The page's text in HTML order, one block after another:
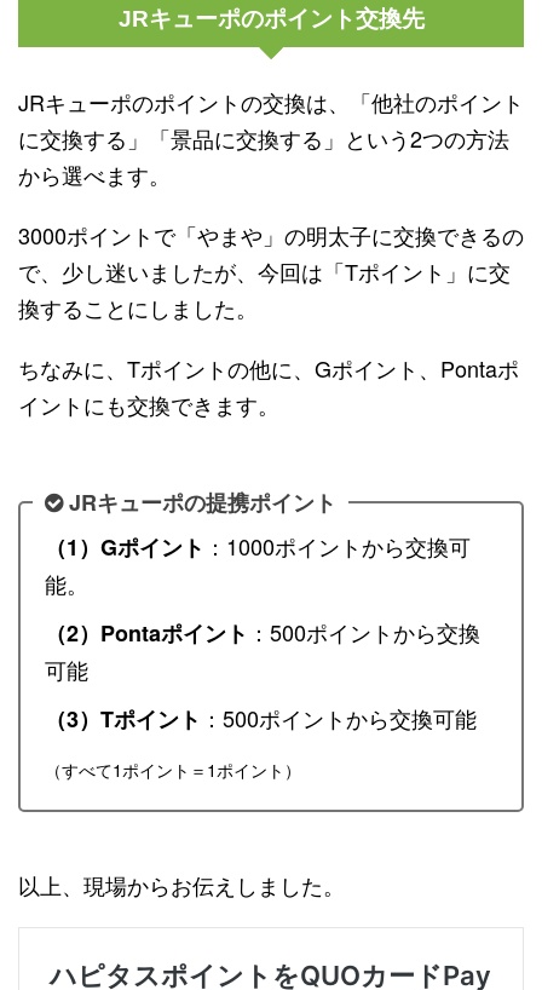
JRキューポのポイント交換先
JRキューポのポイントの交換は、「他社のポイント
に交換する」「景品に交換する」という2つの方法
から選べます。
3000ポイントで「やまや」の明太子に交換できるの
で、少し迷いましたが、今回は「Tポイント」に交
換することにしました。
ちなみに、Tポイントの他に、Gポイント、Pontaポ
イントにも交換できます。
JRキューポの提携ポイント
（1）Gポイント ：1000ポイントから交換可
能。
（2）Pontaポイント ：500ポイントから交換
可能
（3）Tポイント ：500ポイントから交換可能
（すべて1ポイント＝1ポイント）
以上、現場からお伝えしました。